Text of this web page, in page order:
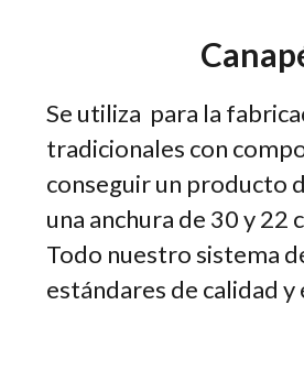
Se utiliza para la
tradicionales con
conseguir un producto
una anchura de 30 y
Todo nuestro sistema
estándares de calidad y